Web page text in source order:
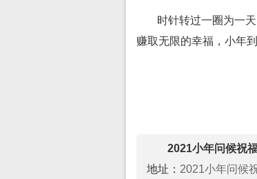
时针转过一圈为一
赚取无限的幸福，小年
2021小年问候祝
地址： 2021小年问候